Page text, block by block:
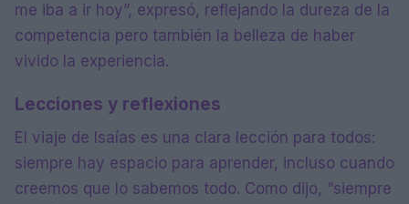
me iba a ir hoy”, expresó, reflejando la dureza de la
competencia pero también la belleza de haber
vivido la experiencia.
Lecciones y reflexiones
El viaje de Isaías es una clara lección para todos:
siempre hay espacio para aprender, incluso cuando
creemos que lo sabemos todo. Como dijo, “siempre